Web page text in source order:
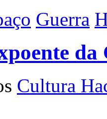
Guerra
Cultura